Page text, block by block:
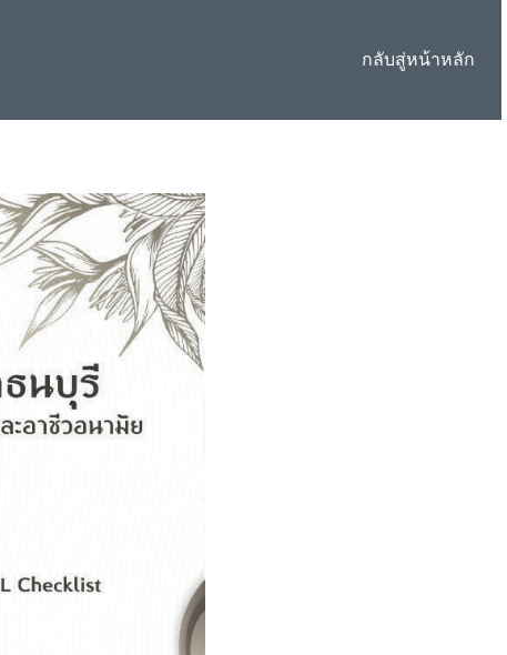
กลับสู่หน้าหลัก